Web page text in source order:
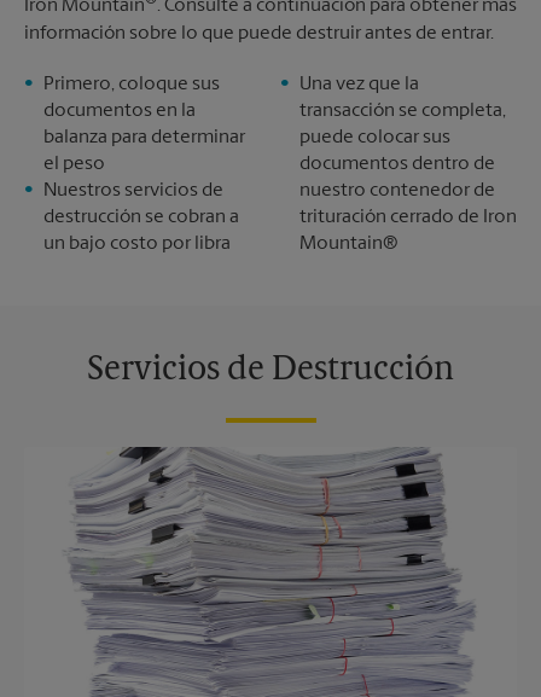
Iron Mountain
. Consulte a continuación para obtener más
información sobre lo que puede destruir antes de entrar.
Primero, coloque sus
documentos en la
balanza para determinar
el peso
Nuestros servicios de
destrucción se cobran a
un bajo costo por libra
Una vez que la
transacción se completa,
puede colocar sus
documentos dentro de
nuestro contenedor de
trituración cerrado de Iron
Mountain®
Servicios de Destrucción